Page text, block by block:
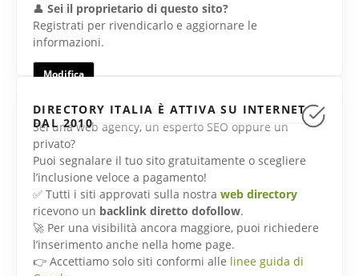
👤 Sei il proprietario di questo sito?
Registrati per rivendicarlo e aggiornare le
informazioni.
Modifica
DIRECTORY ITALIA È ATTIVA SU INTERNET
DAL 2010
Sei una web agency, un esperto SEO oppure un
privato?
Puoi segnalare il tuo sito gratuitamente o scegliere
l’inclusione veloce a pagamento!
✅ Tutti i siti approvati sulla nostra web directory
ricevono un backlink diretto dofollow.
🚀 Per una visibilità ancora maggiore, puoi richiedere
l’inserimento anche nella home page.
👉 Accettiamo solo siti conformi alle linee guida di